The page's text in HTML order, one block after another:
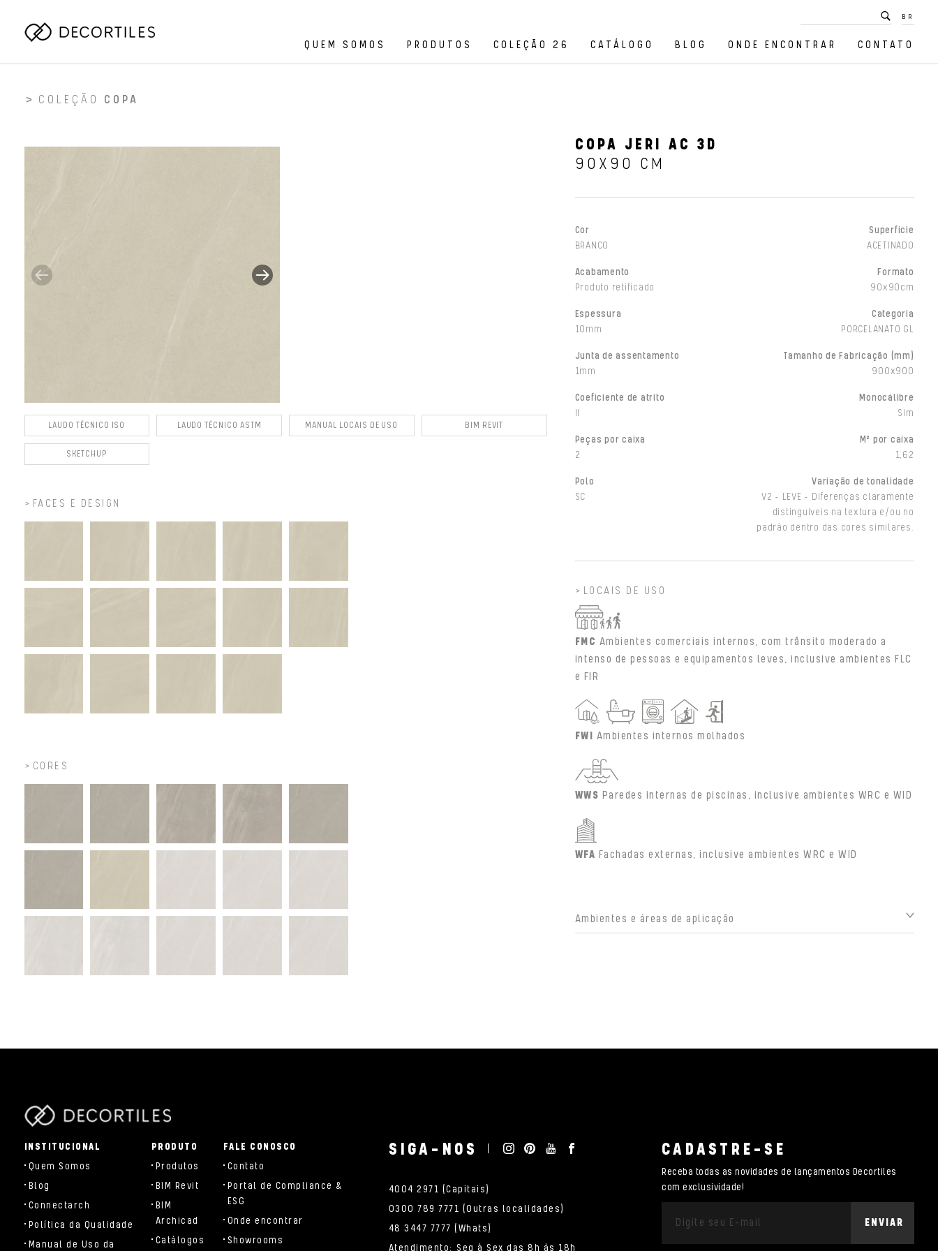
BR
QUEM SOMOS PRODUTOS COLEÇÃO 26 CATÁLOGO BLOG ONDE ENCONTRAR CONTATO
COLEÇÃO COPA
LAUDO TÉCNICO ISO LAUDO TÉCNICO ASTM MANUAL LOCAIS DE USO BIM REVIT
SKETCHUP
FACES E DESIGN
CORES
COPA JERI AC 3D
90X90 CM
Cor
BRANCO
Superfície
ACETINADO
Acabamento
Produto retificado
Formato
90x90cm
Espessura
10mm
Categoria
PORCELANATO GL
Junta de assentamento
1mm
Tamanho de Fabricação (mm)
900x900
Coeficiente de atrito
Monocálibre
Sim
Peças por caixa
2
M² por caixa
1,62
Polo
SC
Variação de tonalidade
V2 - LEVE - Diferenças claramente
distinguíveis na textura e/ou no
padrão dentro das cores similares.
LOCAIS DE USO
FMC Ambientes comerciais internos, com trânsito moderado a
intenso de pessoas e equipamentos leves, inclusive ambientes FLC
e FIR
FWI Ambientes internos molhados
WWS Paredes internas de piscinas, inclusive ambientes WRC e WID
WFA Fachadas externas, inclusive ambientes WRC e WID
Ambientes e áreas de aplicação
INSTITUCIONAL
Quem Somos
Blog
Connectarch
Política da Qualidade
Manual de Uso da
PRODUTO
Produtos
BIM Revit
BIM
Archicad
Catálogos
FALE CONOSCO
Contato
Portal de Compliance &
ESG
Onde encontrar
Showrooms
SIGA-NOS
4004 2971 (Capitais)
0300 789 7771 (Outras localidades)
48 3447 7777 (Whats)
Atendimento: Seg à Sex das 8h às 18h
CADASTRE-SE
Receba todas as novidades de lançamentos Decortiles
com exclusividade!
ENVIAR